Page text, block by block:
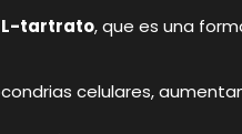
L-tartrato, que es una
celulares,